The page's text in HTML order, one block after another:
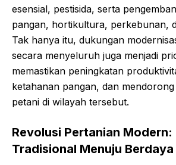
esensial, pestisida, serta
pangan, hortikultura, perkebunan,
Tak hanya itu, dukungan
secara menyeluruh juga menjadi
memastikan peningkatan
ketahanan pangan, dan
petani di wilayah tersebut.
Revolusi Pertanian Modern:
Tradisional Menuju